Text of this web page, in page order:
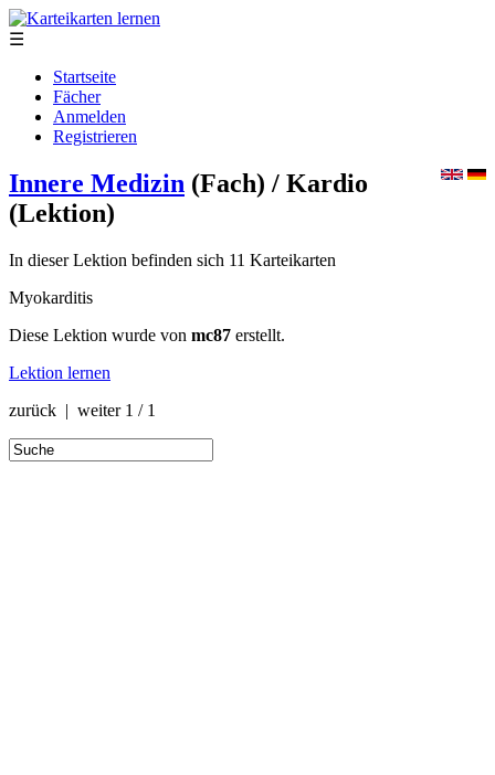
☰
Startseite
Fächer
Anmelden
Registrieren
Innere Medizin (Fach) / Kardio
(Lektion)
In dieser Lektion befinden sich 11 Karteikarten
Myokarditis
Diese Lektion wurde von mc87 erstellt.
Lektion lernen
zurück | weiter 1 / 1